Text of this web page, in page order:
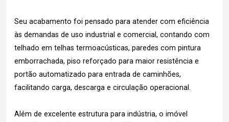
Seu acabamento foi pensado para atender com eficiência
às demandas de uso industrial e comercial, contando com
telhado em telhas termoacústicas, paredes com pintura
emborrachada, piso reforçado para maior resistência e
portão automatizado para entrada de caminhões,
facilitando carga, descarga e circulação operacional.
Além de excelente estrutura para indústria, o imóvel